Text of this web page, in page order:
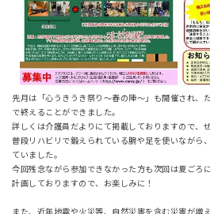
先月は「心うきうき祭り～春の陣～」も開催され、
で終えることができました。
詳しくは介護員だよりにて掲載しておりますので、
普段リハビリで鍛えられている腕や足を使いながら
ていました。
今回残念ながら参加できなかった方も次回は夏ごろ
計画しておりますので、お楽しみに！
また、近年地震や火災等、自然災害を含む災害が増え